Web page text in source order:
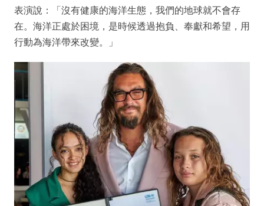
表演說：「沒有健康的海洋生態，我們的地球就不會存
在。海洋正處於困境，是時候透過抱負、奉獻和希望，用
行動為海洋帶來改變。」